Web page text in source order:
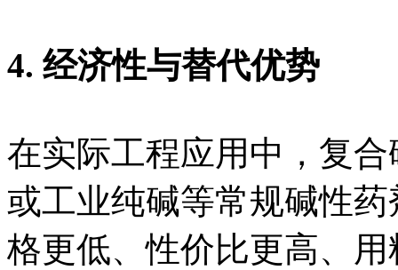
4. 经济性与替代优势
在实际工程应用中，复
或工业纯碱等常规碱性
格更低、性价比更高、